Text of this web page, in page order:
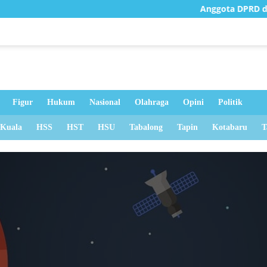
Anggota DPRD dan
Figur Hukum Nasional Olahraga Opini Politik
HSS HST HSU Tabalong Tapin Kotabaru